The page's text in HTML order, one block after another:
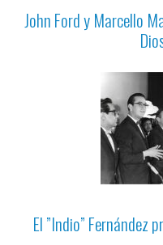
John Ford y Marcello
El ”Indio” Fernández